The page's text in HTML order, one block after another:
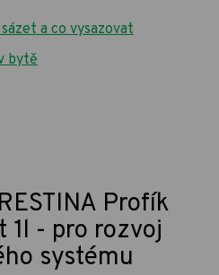
a co vysazovat
bytě
Profík
1l - pro rozvoj
systému